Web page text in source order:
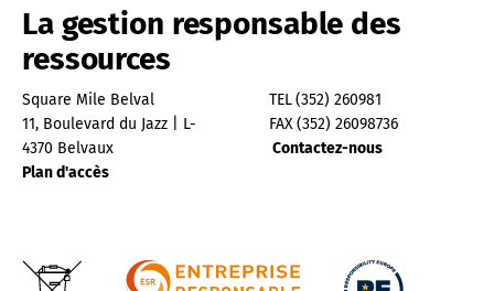
La gestion responsable des
ressources
Square Mile Belval
11, Boulevard du Jazz | L-
4370 Belvaux
Plan d'accès
TEL(352) 260981
FAX(352) 26098736
Contactez-nous